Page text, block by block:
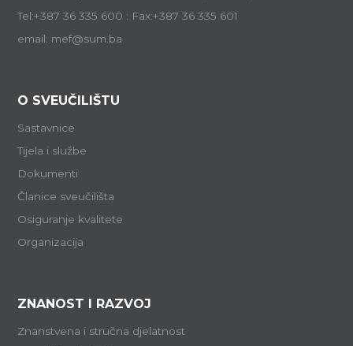
Tel:+387 36 335 600 : Fax:+387 36 335 601
email: mef@sum.ba
O SVEUČILIŠTU
Sastavnice
Tijela i službe
Dokumenti
Članice sveučilišta
Osiguranje kvalitete
Organizacija
ZNANOST I RAZVOJ
Znanstvena i stručna djelatnost